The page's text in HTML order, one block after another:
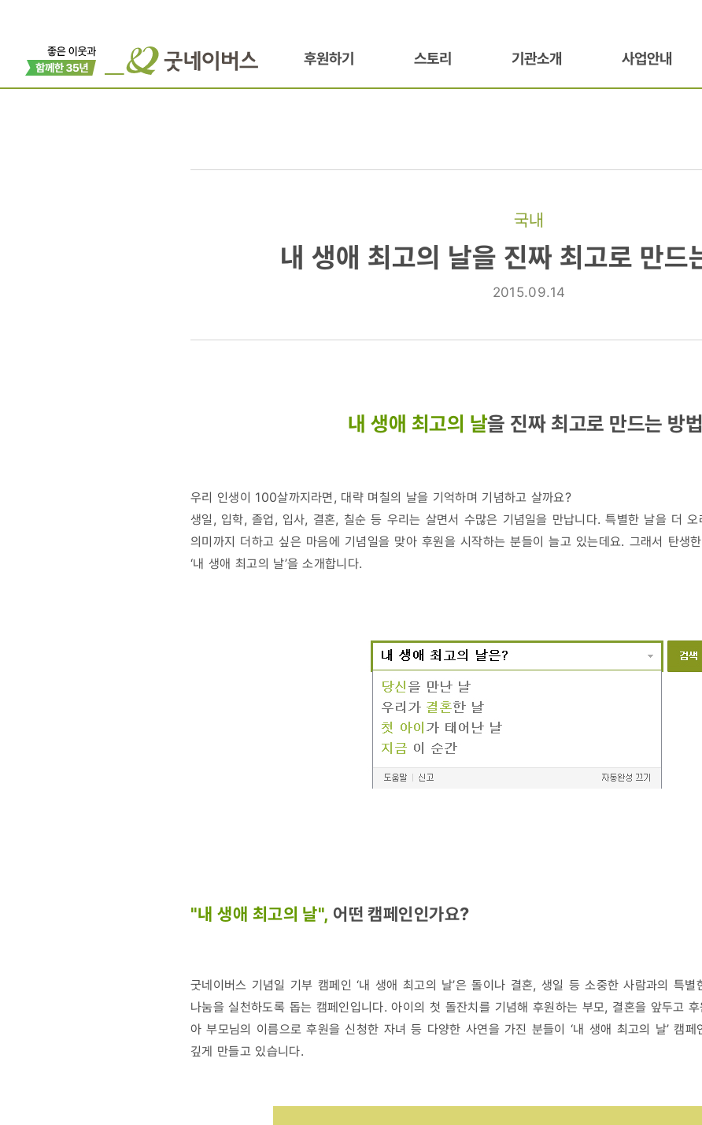
후원하기 스토리 기관소개 사업안내
국내
최고의
만드는
방법!
내 생애 최고의 날을 진짜 최고로 만드
2015.09.14
내 생애 최고의 날을 진짜 최고로 만드는 방
우리 인생이 100살까지라면, 대략 며칠의 날을 기억하며 기념하고 살까요?
생일, 입학, 졸업, 입사, 결혼, 칠순 등 우리는 살면서 수많은 기념일을 만납니다. 특별한 날을 더
의미까지 더하고 싶은 마음에 기념일을 맞아 후원을 시작하는 분들이 늘고 있는데요. 그래서 탄생
‘내 생애 최고의 날’을 소개합니다.
"내 생애 최고의 날", 어떤 캠페인인가요?
굿네이버스 기념일 기부 캠페인 ‘내 생애 최고의 날’은 돌이나 결혼, 생일 등 소중한 사람과의 특
나눔을 실천하도록 돕는 캠페인입니다. 아이의 첫 돌잔치를 기념해 후원하는 부모, 결혼을 앞두고
아 부모님의 이름으로 후원을 신청한 자녀 등 다양한 사연을 가진 분들이 ‘내 생애 최고의 날’ 캠
깊게 만들고 있습니다.